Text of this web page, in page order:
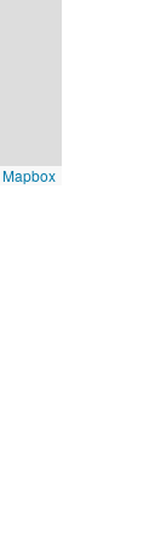
Mapbox